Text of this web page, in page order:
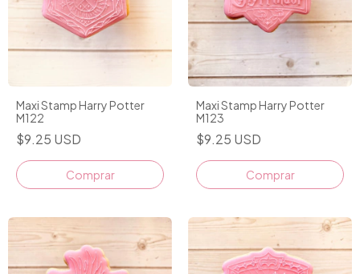
Maxi Stamp Harry Potter
M122
$9.25 USD
Comprar
Maxi Stamp Harry Potter
M123
$9.25 USD
Comprar